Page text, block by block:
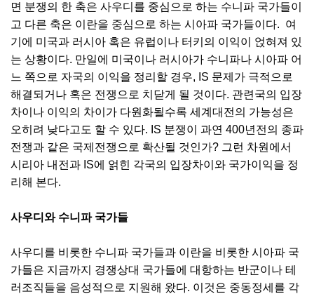
면 분쟁의 한 축은 사우디를 중심으로 하는 수니파 국가들이
고 다른 축은 이란을 중심으로 하는 시아파 국가들이다. 여
기에 미국과 러시아 혹은 유럽이나 터키의 이익이 얹혀져 있
는 상황이다. 만일에 미국이나 러시아가 수니파나 시아파 어
느 쪽으로 자국의 이익을 정리할 경우, IS 문제가 극적으로
해결되거나 혹은 전쟁으로 치닫게 될 것이다. 관련국의 입장
차이나 이익의 차이가 다원화될수록 세계대전의 가능성은
오히려 낮다고도 할 수 있다. IS 분쟁이 과연 400년전의 종파
전쟁과 같은 국제전쟁으로 확산될 것인가? 그런 차원에서
시리아 내전과 IS에 얽힌 각국의 입장차이와 국가이익을 정
리해 본다.
사우디와 수니파 국가들
사우디를 비롯한 수니파 국가들과 이란을 비롯한 시아파 국
가들은 지금까지 경쟁상대 국가들에 대항하는 반군이나 테
러조직들을 음성적으로 지원해 왔다. 이것은 중동정세를 각